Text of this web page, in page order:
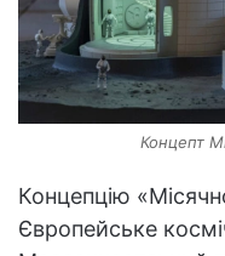
Концепт
Концепцію
Європейське